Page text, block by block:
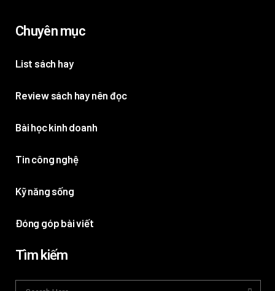
Chuyên mục
List sách hay
Review sách hay nên đọc
Bài học kinh doanh
Tin công nghệ
Kỹ năng sống
Đóng góp bài viết
Tìm kiếm